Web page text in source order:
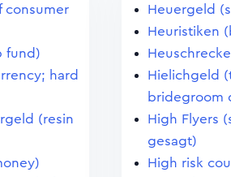
consumer
fund)
hard
(resin
Heuergeld
Heuristiken
Hielichgeld
bridegroom
High Flyers
gesagt)
High risk